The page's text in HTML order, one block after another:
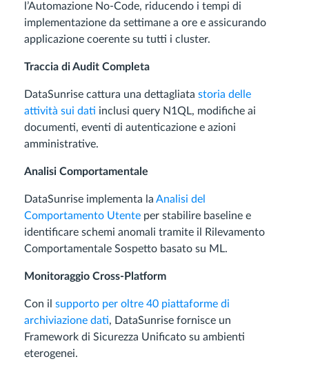
l’Automazione No-Code, riducendo i tempi di
implementazione da settimane a ore e assicurando
applicazione coerente su tutti i cluster.
Traccia di Audit Completa
DataSunrise cattura una dettagliata storia delle
attività sui dati inclusi query N1QL, modifiche ai
documenti, eventi di autenticazione e azioni
amministrative.
Analisi Comportamentale
DataSunrise implementa la Analisi del
Comportamento Utente per stabilire baseline e
identificare schemi anomali tramite il Rilevamento
Comportamentale Sospetto basato su ML.
Monitoraggio Cross-Platform
Con il supporto per oltre 40 piattaforme di
archiviazione dati, DataSunrise fornisce un
Framework di Sicurezza Unificato su ambienti
eterogenei.